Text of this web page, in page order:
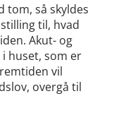
tom, så skyldes
til, hvad
Akut- og
huset, som er
vil
overgå til